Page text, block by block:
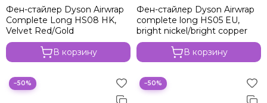
Фен-стайлер Dyson Airwrap
Complete Long HS08 HK,
Velvet Red/Gold
В корзину
Фен-стайлер Dyson Airwrap
complete long HS05 EU,
bright nickel/bright copper
В корзину
−50% −50%